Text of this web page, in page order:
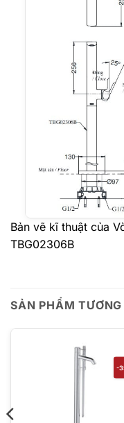
Bản vẽ kĩ thuật của
TBG02306B
SẢN PHẨM
-